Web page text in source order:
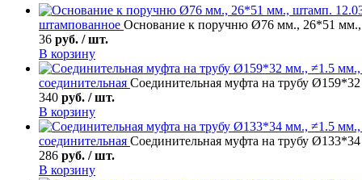
штампованное Основание к поручню Ø76 мм., 26*51
36 руб. / шт.
В корзину
соединительная Соединительная муфта на трубу
340 руб. / шт.
В корзину
соединительная Соединительная муфта на трубу
286 руб. / шт.
В корзину